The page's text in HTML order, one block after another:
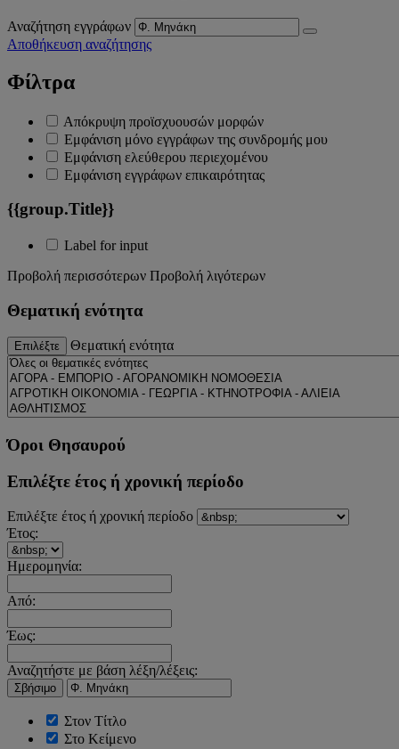
Αναζήτηση εγγράφων
Αποθήκευση αναζήτησης
Φίλτρα
Απόκρυψη προϊσχυουσών μορφών
Εμφάνιση μόνο εγγράφων της συνδρομής μου
Εμφάνιση ελεύθερου περιεχομένου
Εμφάνιση εγγράφων επικαιρότητας
{{group.Title}}
Label for input
Προβολή περισσότερων Προβολή λιγότερων
Θεματική ενότητα
Επιλέξτε Θεματική ενότητα
Όροι Θησαυρού
Επιλέξτε έτος ή χρονική περίοδο
Επιλέξτε έτος ή χρονική περίοδο
Έτος:
Ημερομηνία:
Από:
Έως:
Αναζητήστε με βάση λέξη/λέξεις:
Σβήσιμο
Στον Τίτλο
Στο Κείμενο